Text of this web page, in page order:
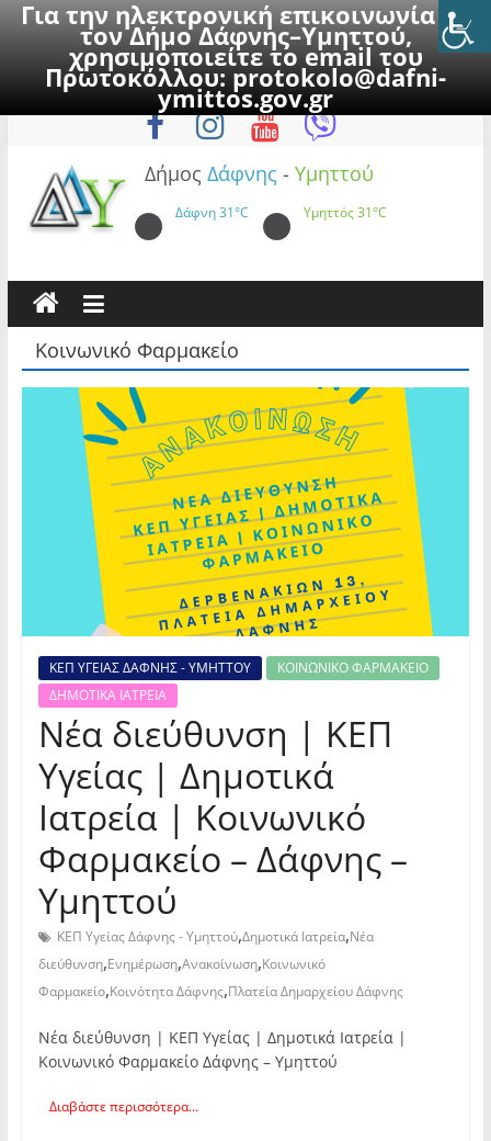
Για την ηλεκτρονική επικοινωνία με
τον Δήμο Δάφνης–Υμηττού,
χρησιμοποιείτε το email του
Πρωτοκόλλου:protokolo@dafni-
ymittos.gov.gr
to
Σάββατο, 8 Αυγούστου 2026
Δήμος Δάφνης - Υμηττού
Δάφνη31°C Υμηττός31°C
Κοινωνικό Φαρμακείο
ΚΕΠ ΥΓΕΙΑΣ ΔΑΦΝΗΣ - ΥΜΗΤΤΟΥ
ΚΟΙΝΩΝΙΚΟ ΦΑΡΜΑΚΕΙΟ
ΔΗΜΟΤΙΚΑ ΙΑΤΡΕΙΑ
Νέα διεύθυνση | ΚΕΠ
Υγείας | Δημοτικά
Ιατρεία | Κοινωνικό
Φαρμακείο – Δάφνης –
Υμηττού
ΚΕΠ Υγείας Δάφνης - Υμηττού,Δημοτικά Ιατρεία,Νέα
διεύθυνση,Ενημέρωση,Ανακοίνωση,Κοινωνικό
Φαρμακείο,Κοινότητα Δάφνης,Πλατεία Δημαρχείου Δάφνης
Νέα διεύθυνση | ΚΕΠ Υγείας | Δημοτικά Ιατρεία |
Κοινωνικό Φαρμακείο Δάφνης – Υμηττού
Διαβάστε περισσότερα...